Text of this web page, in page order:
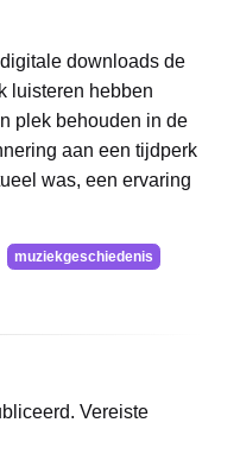
downloads de
luisteren hebben
plek behouden in de
aan een tijdperk
was, een ervaring
muziekgeschiedenis
Vereiste